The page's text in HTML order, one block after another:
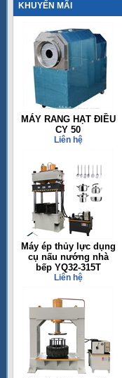
KHUYẾN MÃI
MÁY RANG HẠT ĐIỀU
CY 50
Liên hệ
Máy ép thủy lực dụng
cụ nấu nướng nhà
bếp YQ32-315T
Liên hệ